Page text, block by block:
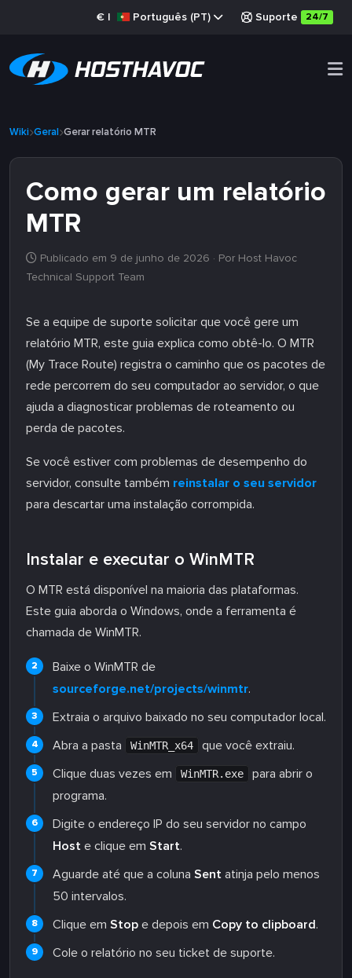
€ | Português (PT) Suporte 24/7
Wiki Geral Gerar relatório MTR
Como gerar um relatório
MTR
Publicado em 9 de junho de 2026 · Por Host Havoc
Technical Support Team
Se a equipe de suporte solicitar que você gere um
relatório MTR, este guia explica como obtê-lo. O MTR
(My Trace Route) registra o caminho que os pacotes de
rede percorrem do seu computador ao servidor, o que
ajuda a diagnosticar problemas de roteamento ou
perda de pacotes.
Se você estiver com problemas de desempenho do
servidor, consulte também reinstalar o seu servidor
para descartar uma instalação corrompida.
Instalar e executar o WinMTR
O MTR está disponível na maioria das plataformas.
Este guia aborda o Windows, onde a ferramenta é
chamada de WinMTR.
Baixe o WinMTR de
sourceforge.net/projects/winmtr.
Extraia o arquivo baixado no seu computador local.
Abra a pasta
WinMTR_x64
que você extraiu.
Clique duas vezes em
WinMTR.exe
para abrir o
programa.
Digite o endereço IP do seu servidor no campo
Host e clique em Start.
Aguarde até que a coluna Sent atinja pelo menos
50 intervalos.
Clique em Stop e depois em Copy to clipboard.
Cole o relatório no seu ticket de suporte.